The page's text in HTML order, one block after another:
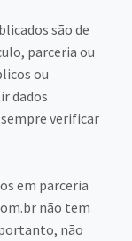
são de
parceria ou
ou
dados
verificar
em parceria
não tem
não